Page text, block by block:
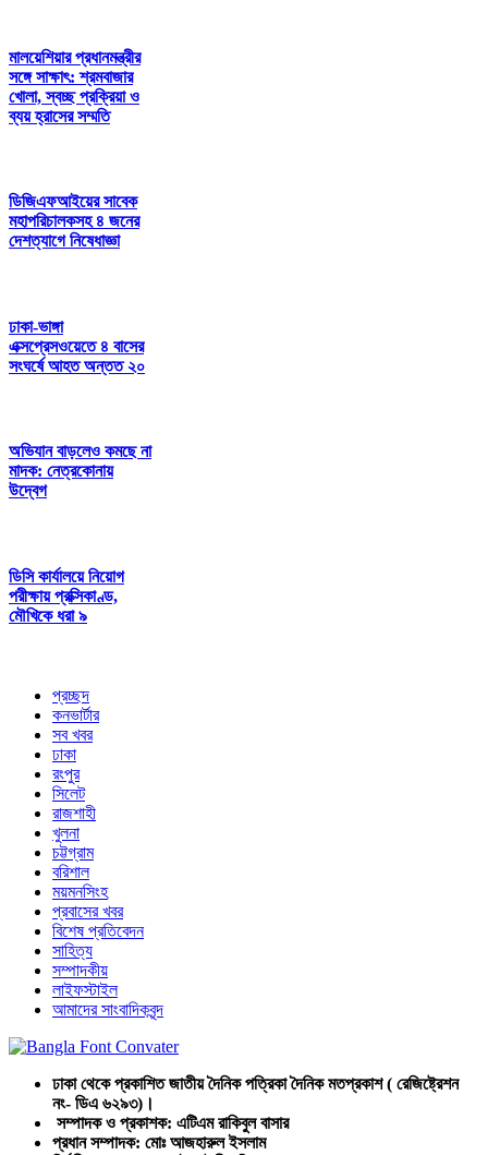
মালয়েশিয়ার প্রধানমন্ত্রীর
সঙ্গে সাক্ষাৎ: শ্রমবাজার
খোলা, স্বচ্ছ প্রক্রিয়া ও
ব্যয় হ্রাসের সম্মতি
ডিজিএফআইয়ের সাবেক
মহাপরিচালকসহ ৪ জনের
দেশত্যাগে নিষেধাজ্ঞা
ঢাকা-ভাঙ্গা
এক্সপ্রেসওয়েতে ৪ বাসের
সংঘর্ষে আহত অন্তত ২০
অভিযান বাড়লেও কমছে না
মাদক: নেত্রকোনায়
উদ্বেগ
ডিসি কার্যালয়ে নিয়োগ
পরীক্ষায় প্রক্সিকাণ্ড,
মৌখিকে ধরা ৯
প্রচ্ছদ
কনভার্টার
সব খবর
ঢাকা
রংপুর
সিলেট
রাজশাহী
খুলনা
চট্টগ্রাম
বরিশাল
ময়মনসিংহ
প্রবাসের খবর
বিশেষ প্রতিবেদন
সাহিত্য
সম্পাদকীয়
লাইফস্টাইল
আমাদের সাংবাদিকবৃন্দ
ঢাকা থেকে প্রকাশিত জাতীয় দৈনিক পত্রিকা দৈনিক মতপ্রকাশ ( রেজিষ্ট্রেশন
নং- ডিএ ৬২৯৩)।
সম্পাদক ও প্রকাশক: এটিএম রাকিবুল বাসার
প্রধান সম্পাদক: মোঃ আজহারুল ইসলাম